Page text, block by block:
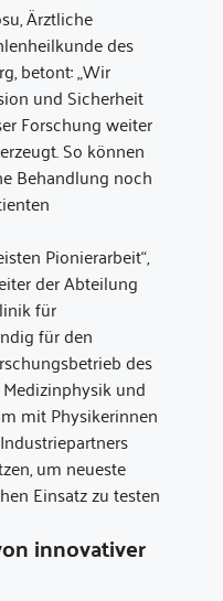
Ärztliche
des
betont: „Wir
und Sicherheit
Forschung weiter
So können
Behandlung noch
Pionierarbeit“,
der Abteilung
für
für den
des
und
mit Physikerinnen
um neueste
Einsatz zu testen
innovativer